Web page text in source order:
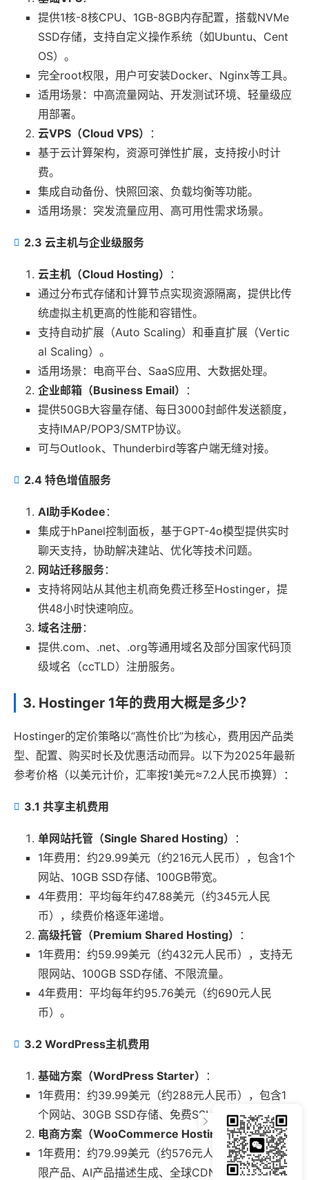
提供1核-8核CPU、1GB-8GB内存配置，搭载NVMe
SSD存储，支持自定义操作系统（如Ubuntu、Cent
OS）。
完全root权限，用户可安装Docker、Nginx等工具。
适用场景：中高流量网站、开发测试环境、轻量级应
用部署。
云VPS（Cloud VPS）
：
基于云计算架构，资源可弹性扩展，支持按小时计
费。
集成自动备份、快照回滚、负载均衡等功能。
适用场景：突发流量应用、高可用性需求场景。
2.3 云主机与企业级服务
云主机（Cloud Hosting）
：
通过分布式存储和计算节点实现资源隔离，提供比传
统虚拟主机更高的性能和容错性。
支持自动扩展（Auto Scaling）和垂直扩展（Vertic
al Scaling）。
适用场景：电商平台、SaaS应用、大数据处理。
企业邮箱（Business Email）
：
提供50GB大容量存储、每日3000封邮件发送额度，
支持IMAP/POP3/SMTP协议。
可与Outlook、Thunderbird等客户端无缝对接。
2.4 特色增值服务
AI助手Kodee ：
集成于hPanel控制面板，基于GPT-4o模型提供实时
聊天支持，协助解决建站、优化等技术问题。
网站迁移服务：
支持将网站从其他主机商免费迁移至Hostinger，提
供48小时快速响应。
域名注册：
提供.com、.net、.org等通用域名及部分国家代码顶
级域名（ccTLD）注册服务。
3. Hostinger 1年的费用大概是多少？
Hostinger的定价策略以“高性价比”为核心，费用因产品类
型、配置、购买时长及优惠活动而异。以下为2025年最新
参考价格（以美元计价，汇率按1美元≈7.2人民币换算）：
3.1 共享主机费用
单网站托管（Single Shared Hosting）
：
1年费用：约29.99美元（约216元人民币），包含1个
网站、10GB SSD存储、100GB带宽。
4年费用：平均每年约47.88美元（约345元人民
币），续费价格逐年递增。
高级托管（Premium Shared Hosting）
：
1年费用：约59.99美元（约432元人民币），支持无
限网站、100GB SSD存储、不限流量。
4年费用：平均每年约95.76美元（约690元人民
币）。
3.2 WordPress主机费用
基础方案（WordPress Starter）
：
1年费用：约39.99美元（约288元人民币），包含1
个网站、30GB SSD存储、免费SSL证书。
电商方案（WooCommerce Hosting）：
1年费用：约79.99美元（约576元人民币），支持无
限产品、AI产品描述生成、全球CDN加速。